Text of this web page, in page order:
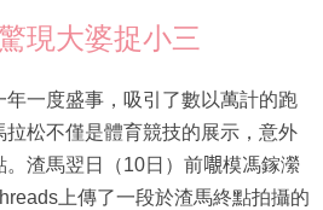
現大婆捉小三
一度盛事，吸引了數以萬計的跑
松不僅是體育競技的展示，意外
渣馬翌日（10日）前𡃁模馮鎵瀠
上傳了一段於渣馬終點拍攝的